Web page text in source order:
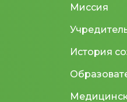
Миссия
История